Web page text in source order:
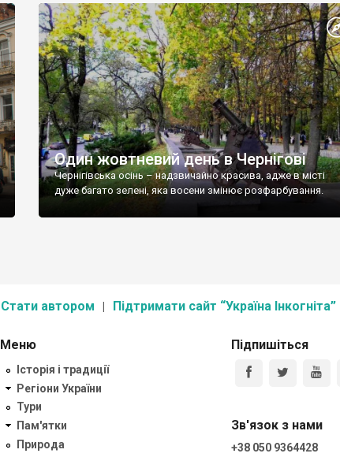
Один жовтневий день в Чернігові
Чернігівська осінь – надзвичайно красива, адже в місті
дуже багато зелені, яка восени змінює розфарбування.
Стати автором Підтримати сайт “Україна Інкогніта”
Меню
Історія і традиції
Регіони України
Тури
Пам'ятки
Природа
Підпишіться
Зв'язок з нами
+38 050 9364428